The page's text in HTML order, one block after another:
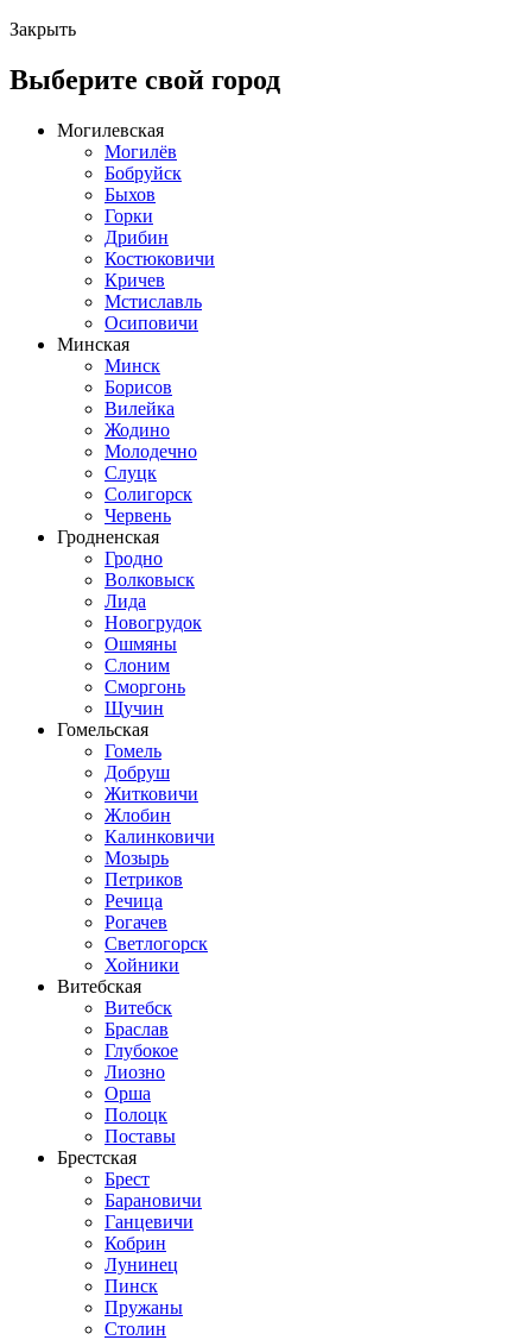
Закрыть
Выберите свой город
Могилевская
Могилёв
Бобруйск
Быхов
Горки
Дрибин
Костюковичи
Кричев
Мстиславль
Осиповичи
Минская
Минск
Борисов
Вилейка
Жодино
Молодечно
Слуцк
Солигорск
Червень
Гродненская
Гродно
Волковыск
Лида
Новогрудок
Ошмяны
Слоним
Сморгонь
Щучин
Гомельская
Гомель
Добруш
Житковичи
Жлобин
Калинковичи
Мозырь
Петриков
Речица
Рогачев
Светлогорск
Хойники
Витебская
Витебск
Браслав
Глубокое
Лиозно
Орша
Полоцк
Поставы
Брестская
Брест
Барановичи
Ганцевичи
Кобрин
Лунинец
Пинск
Пружаны
Столин